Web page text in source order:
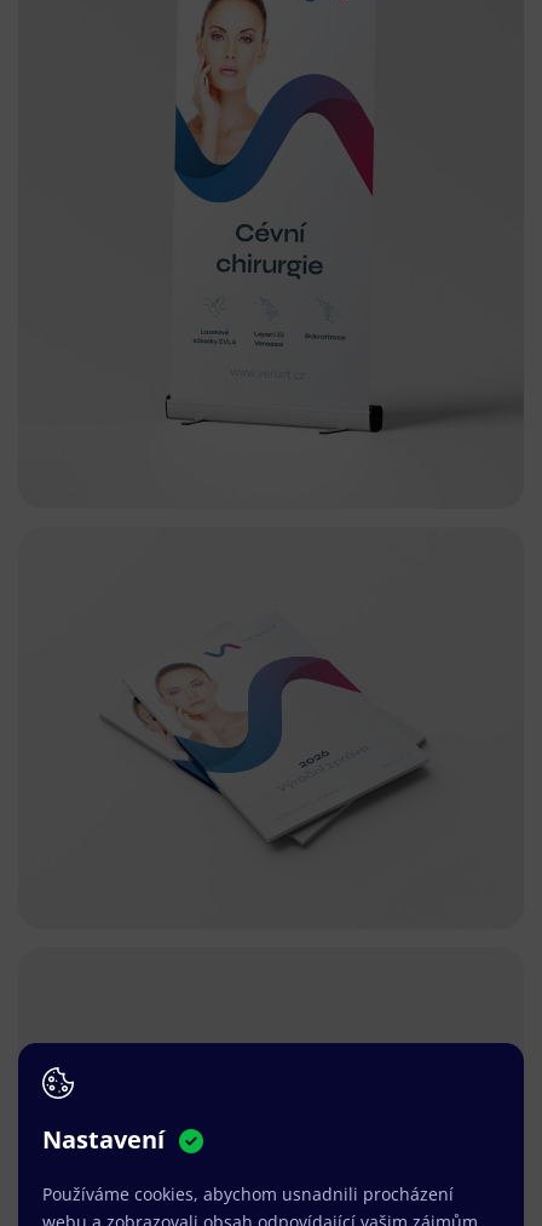
Nastavení
Používáme cookies, abychom usnadnili procházení
webu a zobrazovali obsah odpovídající vašim zájmům.